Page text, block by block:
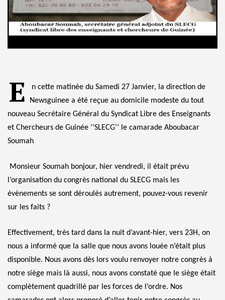
E
n cette matinée du Samedi 27 Janvier, la direction de
Newsguinee a été reçue au domicile modeste du tout
nouveau Secrétaire Général du Syndicat Libre des Enseignants
et Chercheurs de Guinée ‘’SLECG’’ le camarade Aboubacar
Soumah
Monsieur Soumah bonjour, hier vendredi, il était prévu
l’organisation du congrès national du SLECG mais les
évènements se sont déroulés autrement, pouvez-vous revenir
sur les faits ?
Effectivement, très tard dans la nuit d’avant-hier, vers 23H, on
nous a informé que la salle que nous avons louée n’était plus
disponible. Nous avons dès lors voulu renvoyer notre congrès à
notre siège mais là aussi, nous avons constaté que le siège était
complètement quadrillé par les forces de l’ordre. Nos